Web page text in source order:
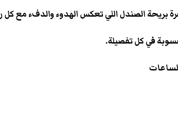
بريحة الصندل اللي تعكس الهدوء والدفء مع
في كل تفصيلة.